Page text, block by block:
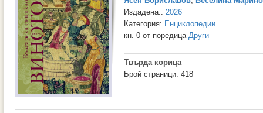
Издадена:: 2026
Категория: Енциклопедии
кн. 0 от поредица Други
Твърда корица
Брой страници: 418